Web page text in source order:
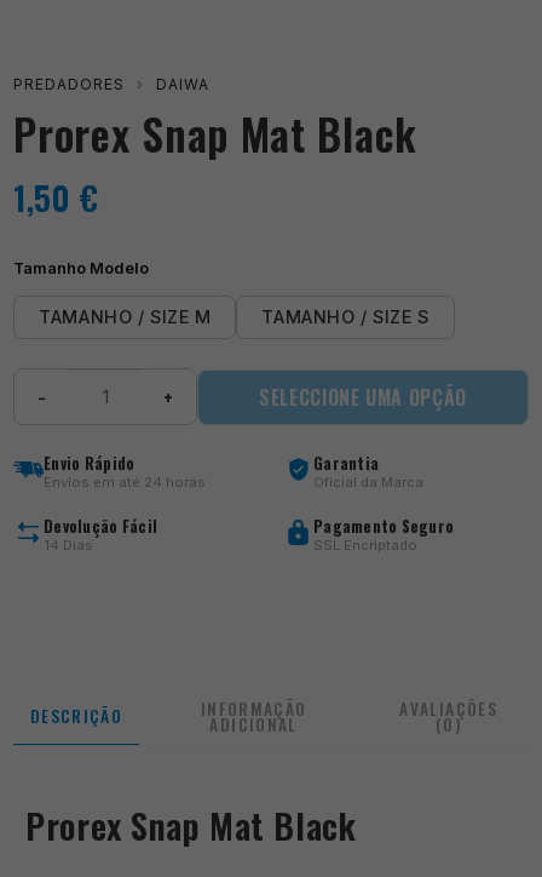
PREDADORES › DAIWA
Prorex Snap Mat Black
1,50 €
Tamanho Modelo
TAMANHO / SIZE M TAMANHO / SIZE S
Mat
Black
− + SELECCIONE UMA OPÇÃO
Envio Rápido
Envios em até 24 horas
Garantia
Oficial da Marca
Devolução Fácil
14 Dias
Pagamento Seguro
SSL Encriptado
DESCRIÇÃO INFORMAÇÃO
ADICIONAL
AVALIAÇÕES
(0)
Prorex Snap Mat Black